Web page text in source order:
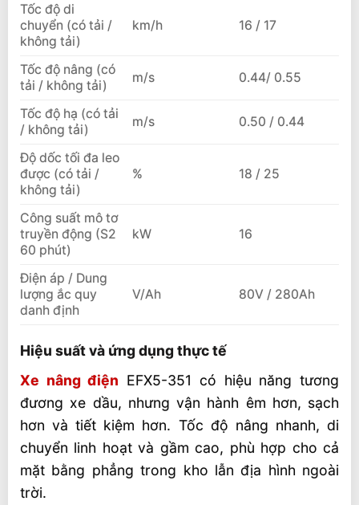
Tốc độ di
chuyển (có tải /
không tải)
km/h 16 / 17
Tốc độ nâng (có
tải / không tải)
m/s 0.44/ 0.55
Tốc độ hạ (có tải
/ không tải)
m/s 0.50 / 0.44
Độ dốc tối đa leo
được (có tải /
không tải)
% 18 / 25
Công suất mô tơ
truyền động (S2
60 phút)
kW 16
Điện áp / Dung
lượng ắc quy
danh định
V/Ah 80V / 280Ah
Hiệu suất và ứng dụng thực tế
Xe nâng điện EFX5-351 có hiệu năng tương
đương xe dầu, nhưng vận hành êm hơn, sạch
hơn và tiết kiệm hơn. Tốc độ nâng nhanh, di
chuyển linh hoạt và gầm cao, phù hợp cho cả
mặt bằng phẳng trong kho lẫn địa hình ngoài
trời.